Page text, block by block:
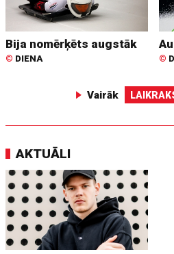
Bija nomērķēts augstāk
© DIENA ©
Vairāk
AKTUĀLI